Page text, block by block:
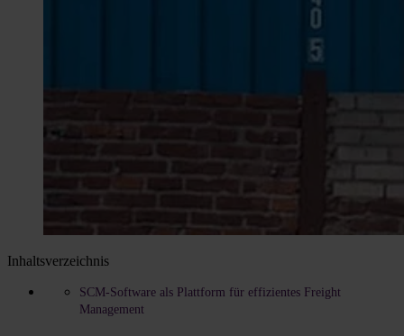
Inhaltsverzeichnis
SCM-Software als Plattform für effizientes Freight
Management